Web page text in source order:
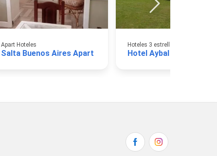
Apart Hoteles
Salta Buenos Aires Apart
Hoteles 3 estrellas
Hotel Aybal